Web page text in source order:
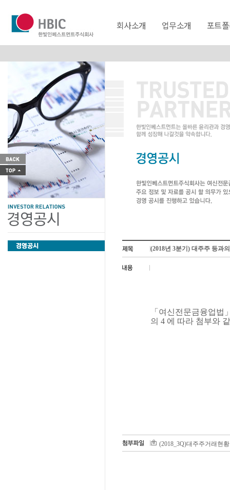
회사소개 업무소개 포트
(2018년 3분기) 대주주 등과
「 여신전문금융업법
의 4 에 따라 첨부와
(2018_3Q)대주주거래현